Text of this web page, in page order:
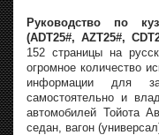
Руководство по
(ADT25#, AZT25#,
152 страницы на
огромное количество
информации для
самостоятельно и
автомобилей Тойота
седан, вагон